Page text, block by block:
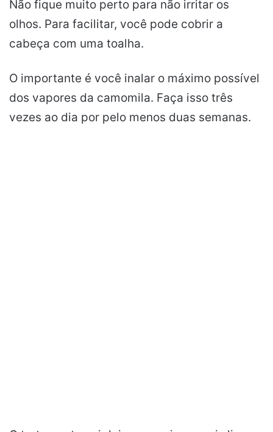
Não fique muito perto para não irritar os
olhos. Para facilitar, você pode cobrir a
cabeça com uma toalha.
O importante é você inalar o máximo possível
dos vapores da camomila. Faça isso três
vezes ao dia por pelo menos duas semanas.